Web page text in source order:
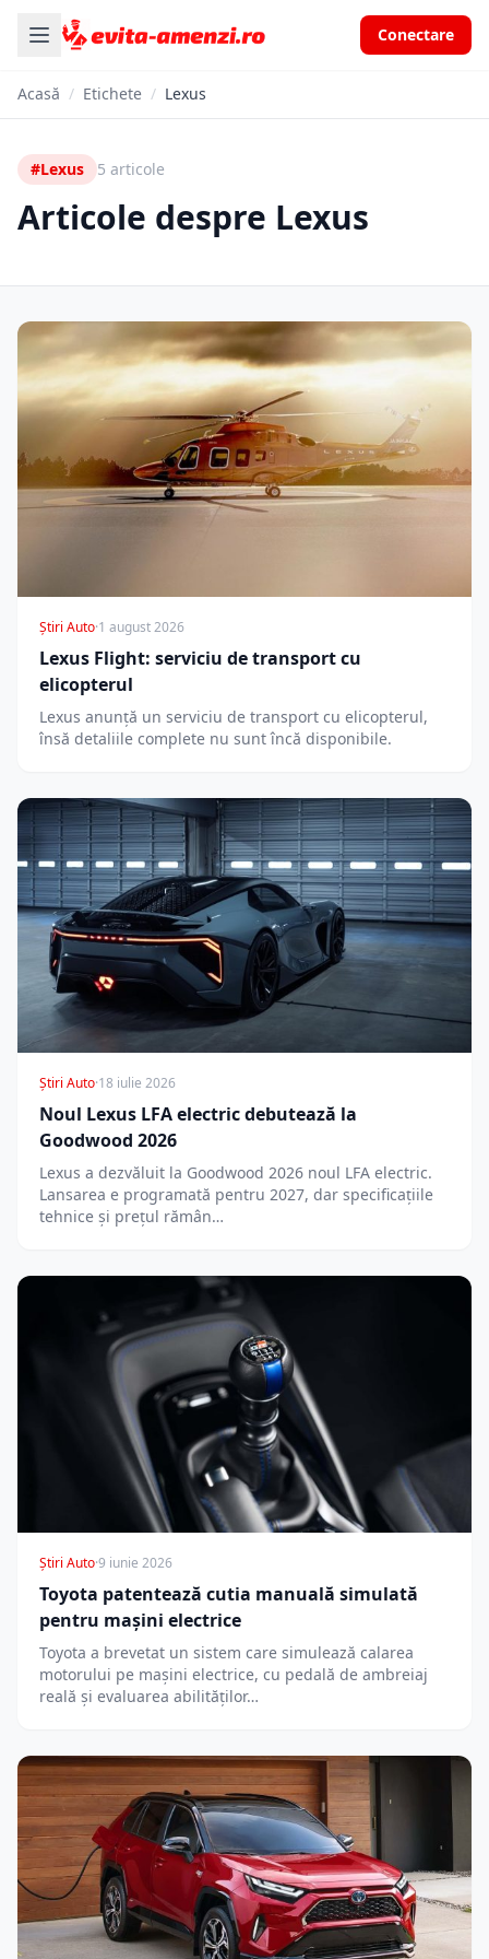
Conectare
Acasă / Etichete / Lexus
#Lexus 5 articole
Articole despre Lexus
Știri Auto·1 august 2026
Lexus Flight: serviciu de transport cu
elicopterul
Lexus anunță un serviciu de transport cu elicopterul,
însă detaliile complete nu sunt încă disponibile.
Știri Auto·18 iulie 2026
Noul Lexus LFA electric debutează la
Goodwood 2026
Lexus a dezvăluit la Goodwood 2026 noul LFA electric.
Lansarea e programată pentru 2027, dar specificațiile
tehnice și prețul rămân…
Știri Auto·9 iunie 2026
Toyota patentează cutia manuală simulată
pentru mașini electrice
Toyota a brevetat un sistem care simulează calarea
motorului pe mașini electrice, cu pedală de ambreiaj
reală și evaluarea abilităților…